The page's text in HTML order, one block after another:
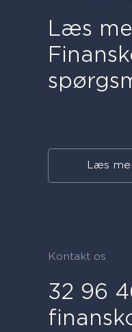
Læs
Læs
Kontakt os
32 96